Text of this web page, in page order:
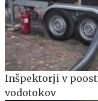
Inšpektorji v
vodotokov